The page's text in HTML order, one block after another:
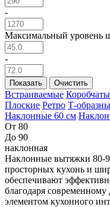
-
Максимальный уровень
-
Показать Очистить
Встраиваемые
Плоские Ретро Т-
Наклонные 60 см
От 80
До 90
наклонная
Наклонные вытяжки 80-
просторных кухонь и
обеспечивают
благодаря
элементом кухонного